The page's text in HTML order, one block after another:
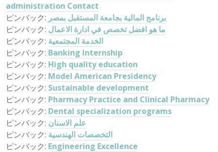
administration Contact
ピンバック: برنامج المالية بجامعة المستقبل بمصر
ピンバック: ما هو افضل تخصص في ادارة الاعمال
ピンバック: الخدمة المجتمعية
ピンバック: Banking Internship
ピンバック: High quality education
ピンバック: Model American Presidency
ピンバック: Sustainable development
ピンバック: Pharmacy Practice and Clinical Pharmacy
ピンバック: Dental specialization programs
ピンバック: علم الاسنان
ピンバック: التخصصات الهندسية
ピンバック: Engineering Excellence